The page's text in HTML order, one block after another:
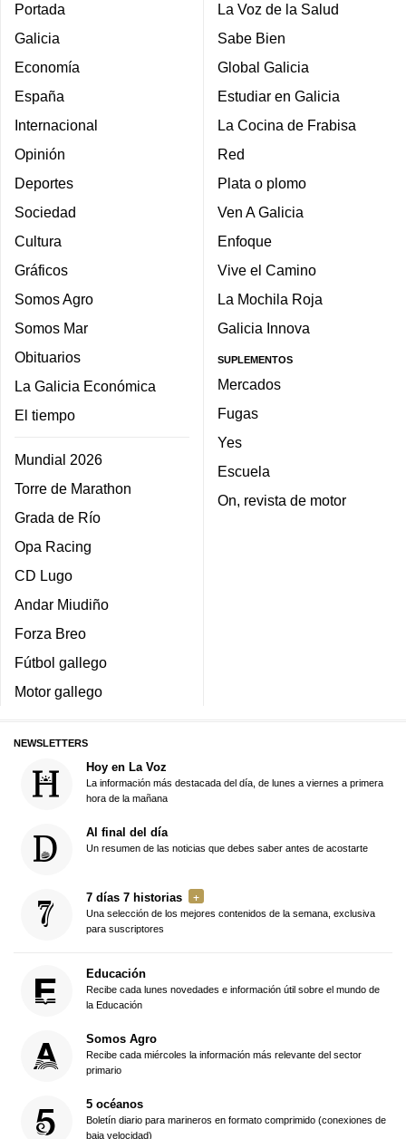
Portada
Galicia
Economía
España
Internacional
Opinión
Deportes
Sociedad
Cultura
Gráficos
Somos Agro
Somos Mar
Obituarios
La Galicia Económica
El tiempo
Mundial 2026
Torre de Marathon
Grada de Río
Opa Racing
CD Lugo
Andar Miudiño
Forza Breo
Fútbol gallego
Motor gallego
La Voz de la Salud
Sabe Bien
Global Galicia
Estudiar en Galicia
La Cocina de Frabisa
Red
Plata o plomo
Ven A Galicia
Enfoque
Vive el Camino
La Mochila Roja
Galicia Innova
SUPLEMENTOS
Mercados
Fugas
Yes
Escuela
On, revista de motor
NEWSLETTERS
Hoy en La Voz
La información más destacada del día, de lunes a viernes a primera
hora de la mañana
Al final del día
Un resumen de las noticias que debes saber antes de acostarte
7 días 7 historias
Una selección de los mejores contenidos de la semana, exclusiva
para suscriptores
Educación
Recibe cada lunes novedades e información útil sobre el mundo de
la Educación
Somos Agro
Recibe cada miércoles la información más relevante del sector
primario
5 océanos
Boletín diario para marineros en formato comprimido (conexiones de
baja velocidad)